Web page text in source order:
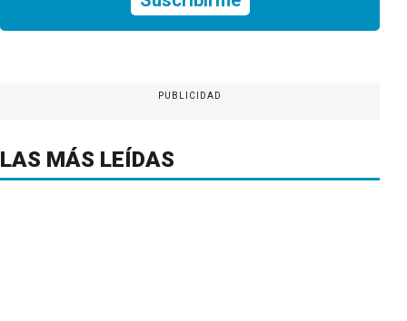
PUBLICIDAD
LAS MÁS LEÍDAS